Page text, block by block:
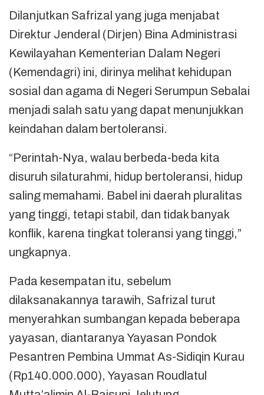
Dilanjutkan Safrizal yang juga menjabat
Direktur Jenderal (Dirjen) Bina Administrasi
Kewilayahan Kementerian Dalam Negeri
(Kemendagri) ini, dirinya melihat kehidupan
sosial dan agama di Negeri Serumpun Sebalai
menjadi salah satu yang dapat menunjukkan
keindahan dalam bertoleransi.
“Perintah-Nya, walau berbeda-beda kita
disuruh silaturahmi, hidup bertoleransi, hidup
saling memahami. Babel ini daerah pluralitas
yang tinggi, tetapi stabil, dan tidak banyak
konflik, karena tingkat toleransi yang tinggi,”
ungkapnya.
Pada kesempatan itu, sebelum
dilaksanakannya tarawih, Safrizal turut
menyerahkan sumbangan kepada beberapa
yayasan, diantaranya Yayasan Pondok
Pesantren Pembina Ummat As-Sidiqin Kurau
(Rp140.000.000), Yayasan Roudlatul